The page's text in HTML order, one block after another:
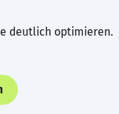
deutlich optimieren.